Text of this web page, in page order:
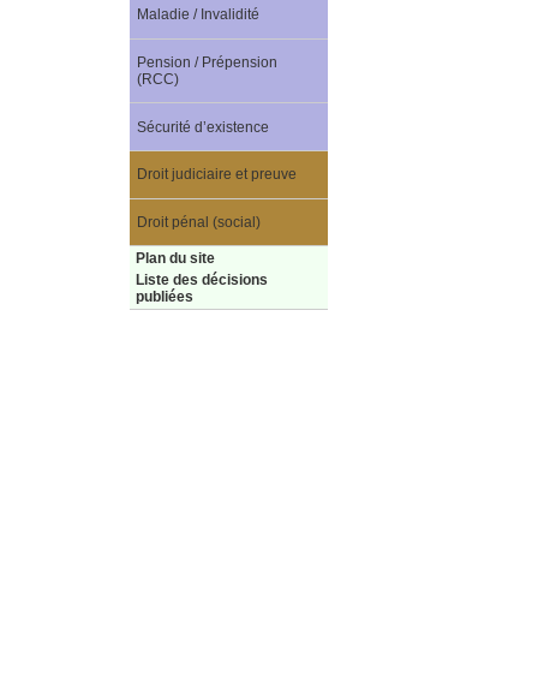
Maladie / Invalidité
Pension / Prépension
(RCC)
Sécurité d’existence
Droit judiciaire et preuve
Droit pénal (social)
Plan du site
Liste des décisions
publiées